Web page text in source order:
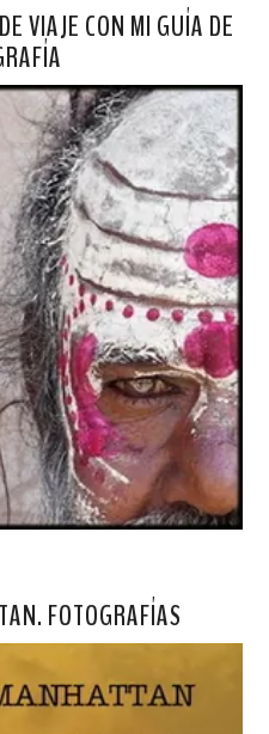
VIAJE CON MI GUÍA DE
FOTOGRAFÍAS